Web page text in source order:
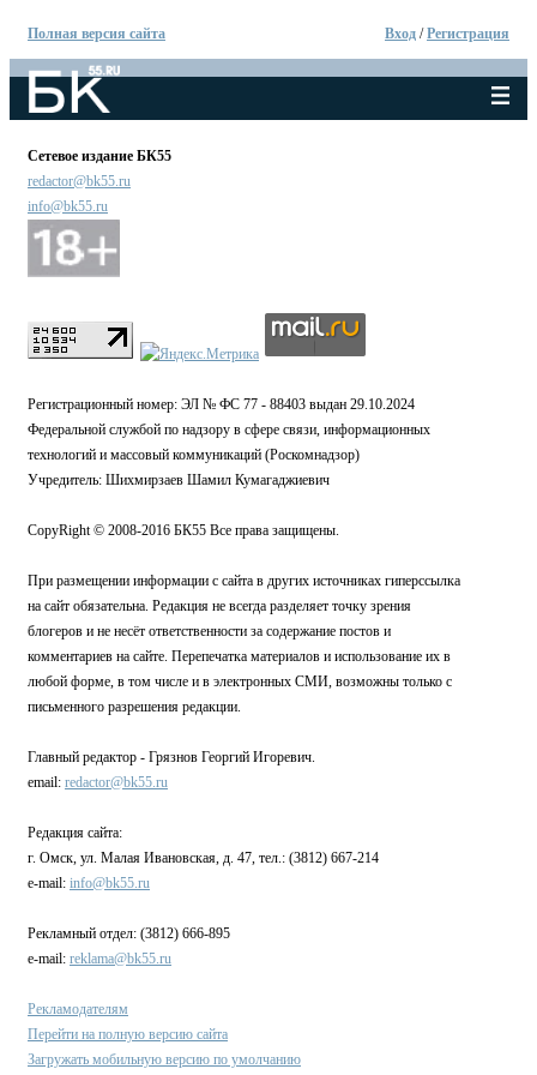
Полная версия сайта Вход /Регистрация
Сетевое издание БК55
redactor@bk55.ru
info@bk55.ru
Регистрационный номер: ЭЛ № ФС 77 - 88403 выдан 29.10.2024
Федеральной службой по надзору в сфере связи, информационных
технологий и массовый коммуникаций (Роскомнадзор)
Учредитель: Шихмирзаев Шамил Кумагаджиевич
CopyRight © 2008-2016 БК55 Все права защищены.
При размещении информации с сайта в других источниках гиперссылка
на сайт обязательна. Редакция не всегда разделяет точку зрения
блогеров и не несёт ответственности за содержание постов и
комментариев на сайте. Перепечатка материалов и использование их в
любой форме, в том числе и в электронных СМИ, возможны только с
письменного разрешения редакции.
Главный редактор - Грязнов Георгий Игоревич.
email: redactor@bk55.ru
Редакция сайта:
г. Омск, ул. Малая Ивановская, д. 47, тел.: (3812) 667-214
e-mail: info@bk55.ru
Рекламный отдел: (3812) 666-895
e-mail: reklama@bk55.ru
Рекламодателям
Перейти на полную версию сайта
Загружать мобильную версию по умолчанию